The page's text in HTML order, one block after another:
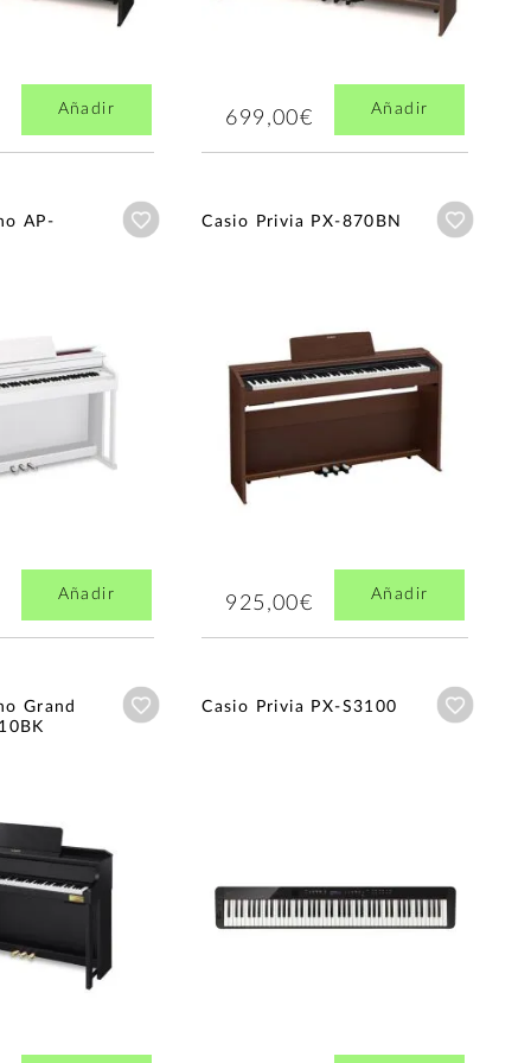
Añadir 699,00€ Añadir
AP-
Añadir a wishlist
Añadir
Casio Privia PX-870BN
925,00€ Añadir
Grand
Añadir a wishlist
Casio Privia PX-S3100